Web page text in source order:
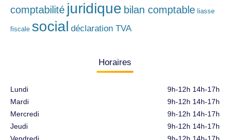
comptabilité juridique bilan comptable liasse
fiscale social déclaration TVA
Horaires
Lundi
Mardi
Mercredi
Jeudi
9h-12h 14h-17h
9h-12h 14h-17h
9h-12h 14h-17h
9h-12h 14h-17h